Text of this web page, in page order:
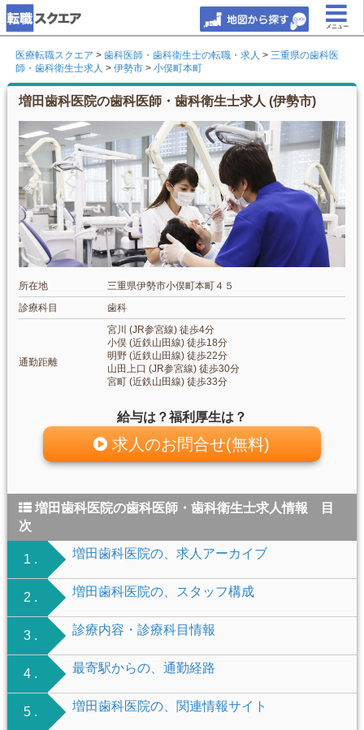
メニュー
医療転職スクエア > 歯科医師・歯科衛生士の転職・求人 > 三重県の歯科医
師・歯科衛生士求人 > 伊勢市 > 小俣町本町
増田歯科医院の歯科医師・歯科衛生士求人 (伊勢市)
所在地
三重県伊勢市小俣町本町４５
診療科目
歯科
通勤距離
宮川 (JR参宮線) 徒歩4分
小俣 (近鉄山田線) 徒歩18分
明野 (近鉄山田線) 徒歩22分
山田上口 (JR参宮線) 徒歩30分
宮町 (近鉄山田線) 徒歩33分
給与は？福利厚生は？
求人のお問合せ(無料)
増田歯科医院の歯科医師・歯科衛生士求人情報 目
次
1 . 増田歯科医院の、求人アーカイブ
2 . 増田歯科医院の、スタッフ構成
3 . 診療内容・診療科目情報
4 . 最寄駅からの、通勤経路
5 . 増田歯科医院の、関連情報サイト